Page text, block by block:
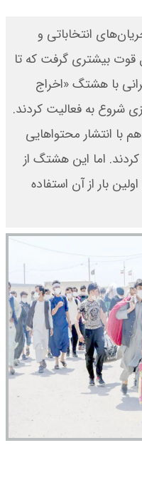
انتخاباتی و
قوت بیشتری گرفت که تا
با هشتگ «اخراج
شروع به فعالیت کردند.
با انتشار محتواهایی
اما این هشتگ از
‌بار از آن استفاده